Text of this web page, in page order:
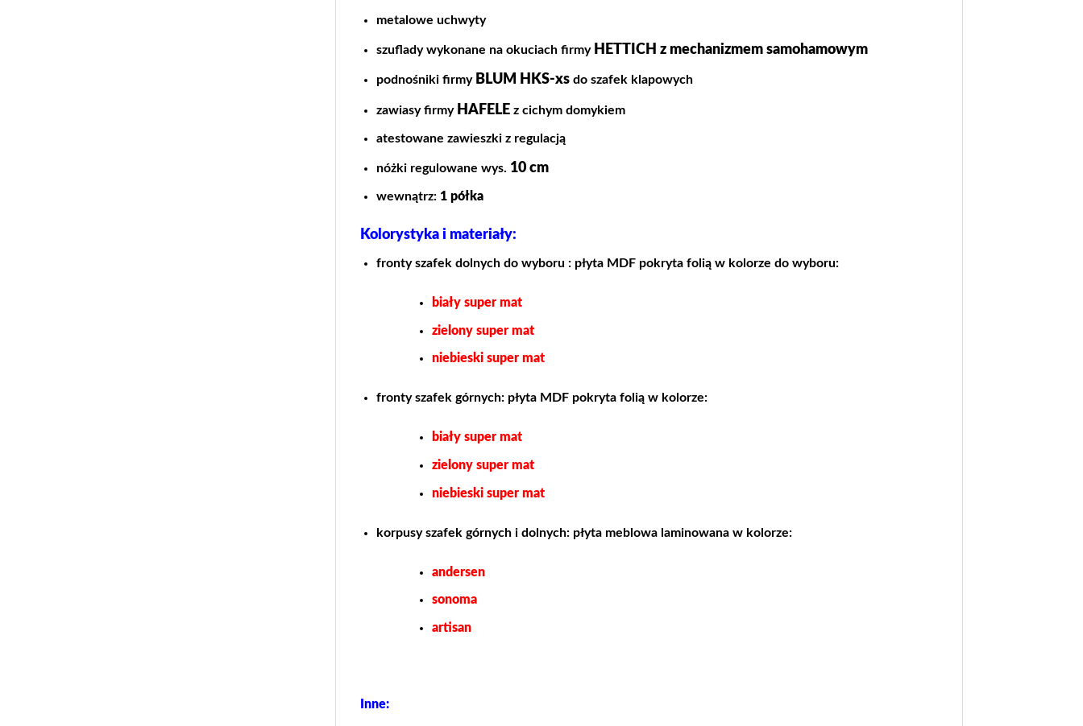
metalowe uchwyty
szuflady wykonane na okuciach firmy HETTICH z mechanizmem samohamowym
podnośniki firmy BLUM HKS-xs do szafek klapowych
zawiasy firmy HAFELE z cichym domykiem
atestowane zawieszki z regulacją
nóżki regulowane wys. 10 cm
wewnątrz: 1 półka
Kolorystyka i materiały:
fronty szafek dolnych do wyboru : płyta MDF pokryta folią w kolorze do wyboru:
biały super mat
zielony super mat
niebieski super mat
fronty szafek górnych: płyta MDF pokryta folią w kolorze:
biały super mat
zielony super mat
niebieski super mat
korpusy szafek górnych i dolnych: płyta meblowa laminowana w kolorze:
andersen
sonoma
artisan
Inne: